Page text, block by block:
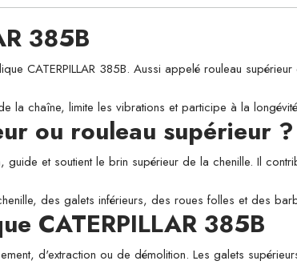
385B
CATERPILLAR 385B. Aussi appelé rouleau
la chaîne, limite les vibrations et participe à la
ou rouleau supérieur ?
et soutient le brin supérieur de la chenille. Il
des galets inférieurs, des roues folles et des
CATERPILLAR 385B
d'extraction ou de démolition. Les galets